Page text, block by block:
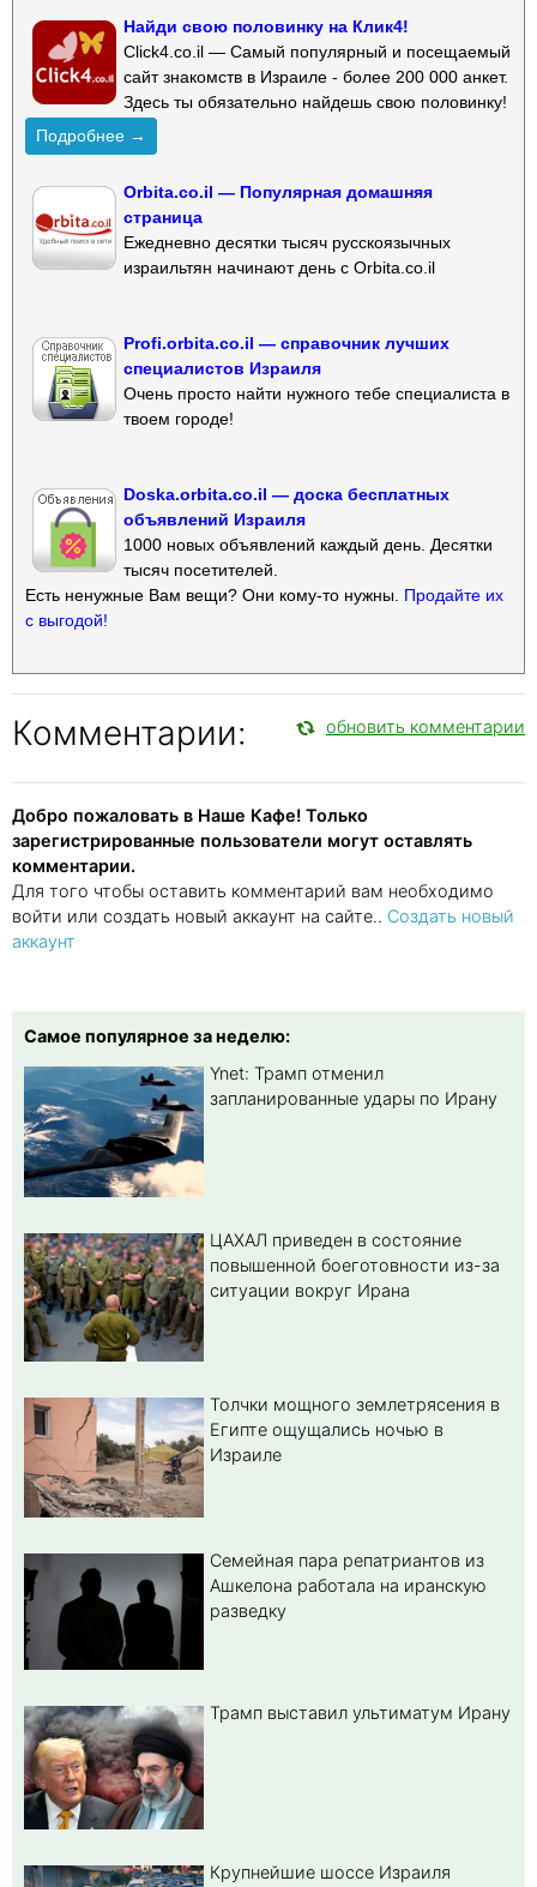
Найди свою половинку на Клик4!
Click4.co.il — Самый популярный и посещаемый
сайт знакомств в Израиле - более 200 000 анкет.
Здесь ты обязательно найдешь свою половинку!
Подробнее →
Orbita.co.il — Популярная домашняя
страница
Ежедневно десятки тысяч русскоязычных
израильтян начинают день с Orbita.co.il
Profi.orbita.co.il — справочник лучших
специалистов Израиля
Очень просто найти нужного тебе специалиста в
твоем городе!
Doska.orbita.co.il — доска бесплатных
объявлений Израиля
1000 новых объявлений каждый день. Десятки
тысяч посетителей.
Есть ненужные Вам вещи? Они кому-то нужны. Продайте их
с выгодой!
Комментарии: обновить комментарии
Добро пожаловать в Наше Кафе! Только
зарегистрированные пользователи могут оставлять
комментарии.
Для того чтобы оставить комментарий вам необходимо
войти или создать новый аккаунт на сайте.. Создать новый
аккаунт
Самое популярное за неделю:
Ynet: Трамп отменил
запланированные удары по Ирану
ЦАХАЛ приведен в состояние
повышенной боеготовности из-за
ситуации вокруг Ирана
Толчки мощного землетрясения в
Египте ощущались ночью в
Израиле
Семейная пара репатриантов из
Ашкелона работала на иранскую
разведку
Трамп выставил ультиматум Ирану
Крупнейшие шоссе Израиля